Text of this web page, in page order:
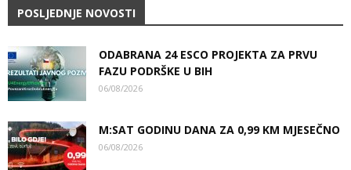
POSLJEDNJE NOVOSTI
ODABRANA 24 ESCO PROJEKTA ZA PRVU
FAZU PODRŠKE U BIH
06/08/2026
M:SAT GODINU DANA ZA 0,99 KM MJESEČNO
06/08/2026